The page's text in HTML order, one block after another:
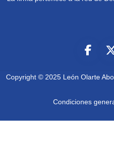
Copyright © 2025 León Olarte
Condiciones